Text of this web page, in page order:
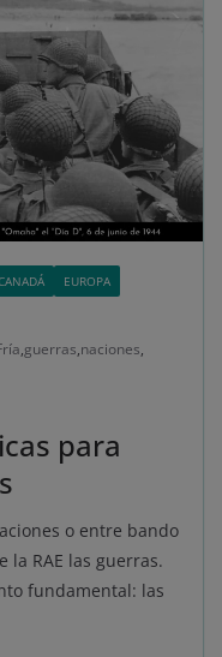
EUROPA
,guerras,naciones,
para
o entre bando
la RAE las guerras.
fundamental: las